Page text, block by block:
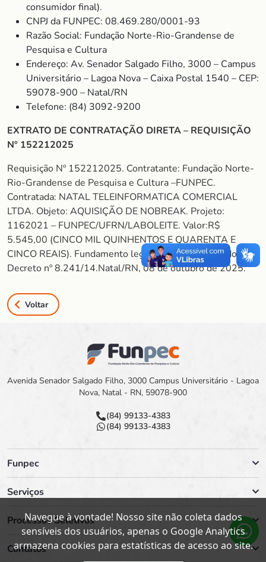
consumidor final).
CNPJ da FUNPEC: 08.469.280/0001-93
Razão Social: Fundação Norte-Rio-Grandense de
Pesquisa e Cultura
Endereço: Av. Senador Salgado Filho, 3000 – Campus
Universitário – Lagoa Nova – Caixa Postal 1540 – CEP:
59078-900 – Natal/RN
Telefone: (84) 3092-9200
EXTRATO DE CONTRATAÇÃO DIRETA – REQUISIÇÃO
Nº 152212025
Requisição Nº 152212025. Contratante: Fundação Norte-
Rio-Grandense de Pesquisa e Cultura –FUNPEC.
Contratada: NATAL TELEINFORMATICA COMERCIAL
LTDA. Objeto: AQUISIÇÃO DE NOBREAK. Projeto:
1162021 – FUNPEC/UFRN/LABOLEITE. Valor:R$
5.545,00 (CINCO MIL QUINHENTOS E QUARENTA E
CINCO REAIS). Fundamento legal: Art. 26, Inciso II do
Decreto nº 8.241/14.Natal/RN, 08 de outubro de 2025.
Voltar
Avenida Senador Salgado Filho, 3000 Campus Universitário - Lagoa
Nova, Natal - RN, 59078-900
(84) 99133-4383
(84) 99133-4383
Funpec
Serviços
Processos Seletivos
Contatos
Navegue à vontade! Nosso site não coleta dados
sensíveis dos usuários, apenas o Google Analytics
armazena cookies para estatísticas de acesso ao site.